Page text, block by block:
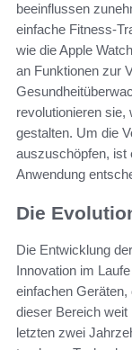
beeinflussen
einfache Fitness-
wie die Apple
an Funktionen zur
revolutionieren sie,
gestalten. Um die
auszuschöpfen, ist
Anwendung
Die
Die Entwicklung
Innovation im
einfachen
dieser Bereich weit
letzten zwei